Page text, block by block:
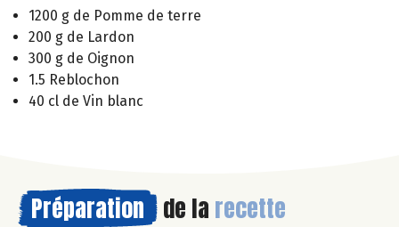
1200 g de Pomme de terre
200 g de Lardon
300 g de Oignon
1.5 Reblochon
40 cl de Vin blanc
Préparation de la recette